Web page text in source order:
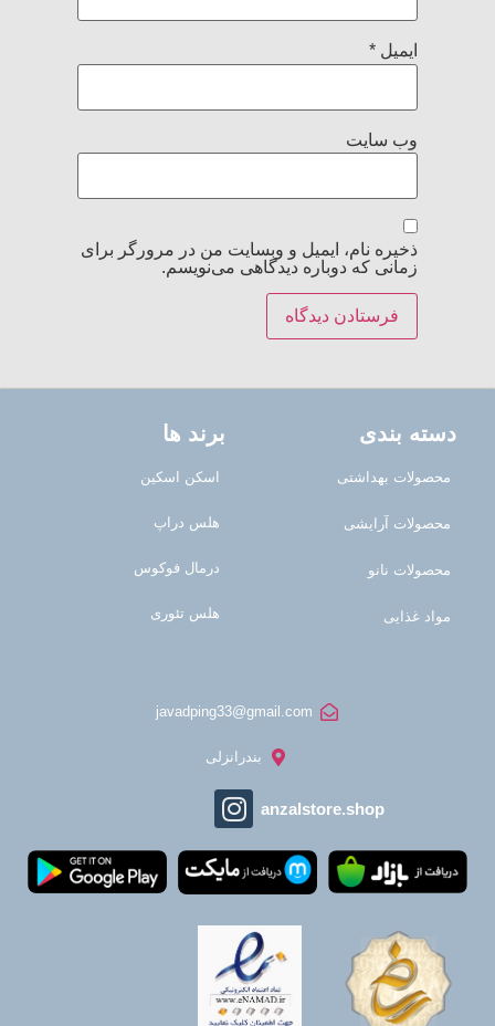
ایمیل*
وب‌ سایت
ذخیره نام، ایمیل و وبسایت من در مرورگر برای
زمانی که دوباره دیدگاهی می‌نویسم.
دسته بندی
محصولات بهداشتی
محصولات آرایشی
محصولات نانو
مواد غذایی
برند ها
اسکن اسکین
هلس دراپ
درمال فوکوس
هلس تئوری
javadping33@gmail.com
بندرانزلی
anzalstore.shop